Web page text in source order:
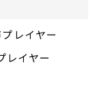
レイヤー
イヤー